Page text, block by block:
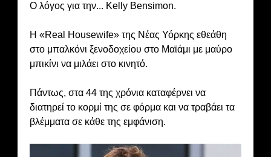
Ο λόγος για την... Kelly Bensimon.
Η «Real Housewife» της Νέας Υόρκης εθεάθη
στο μπαλκόνι ξενοδοχείου στο Μαϊάμι με μαύρο
μπικίνι να μιλάει στο κινητό.
Πάντως, στα 44 της χρόνια καταφέρνει να
διατηρεί το κορμί της σε φόρμα και να τραβάει τα
βλέμματα σε κάθε της εμφάνιση.